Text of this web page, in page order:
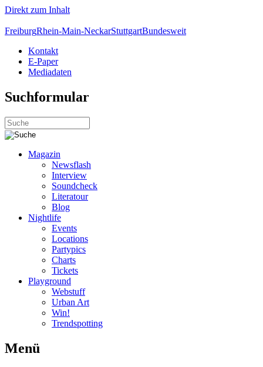
Direkt zum Inhalt
FreiburgRhein-Main-NeckarStuttgartBundesweit
Kontakt
E-Paper
Mediadaten
Suchformular
Magazin
Newsflash
Interview
Soundcheck
Literatour
Blog
Nightlife
Events
Locations
Partypics
Charts
Tickets
Playground
Webstuff
Urban Art
Win!
Trendspotting
Menü